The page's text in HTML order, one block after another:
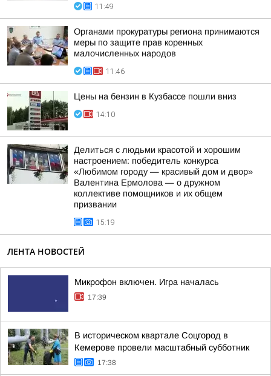
11:49
Органами прокуратуры региона принимаются
меры по защите прав коренных
малочисленных народов
11:46
Цены на бензин в Кузбассе пошли вниз
14:10
Делиться с людьми красотой и хорошим
настроением: победитель конкурса
«Любимом городу — красивый дом и двор»
Валентина Ермолова — о дружном
коллективе помощников и их общем
призвании
15:19
ЛЕНТА НОВОСТЕЙ
Микрофон включен. Игра началась
17:39
В историческом квартале Соцгород в
Кемерове провели масштабный субботник
17:38